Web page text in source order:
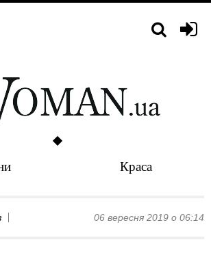
Краса
06 вересня 2019 о 06:14